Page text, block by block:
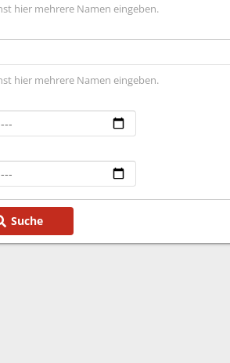
hier mehrere Namen eingeben.
hier mehrere Namen eingeben.
Suche